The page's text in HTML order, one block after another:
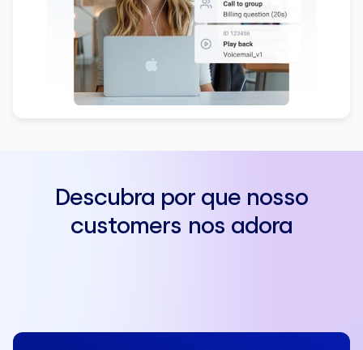
Descubra por que nosso
customers nos adora